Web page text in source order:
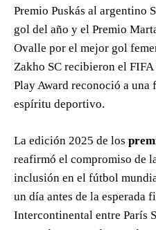
Premio Puskás al argentino
gol del año y el Premio
Ovalle por el mejor gol
Zakho SC recibieron el
Play Award reconoció a una
espíritu deportivo.
La edición 2025 de los
reafirmó el compromiso de
inclusión en el fútbol
un día antes de la esperada
Intercontinental entre París